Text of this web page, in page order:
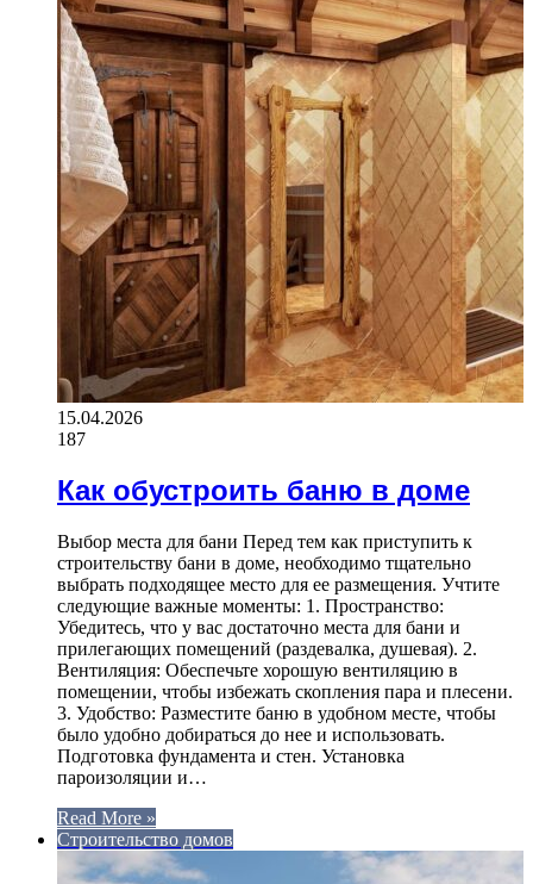
15.04.2026
187
Как обустроить баню в доме
Выбор места для бани Перед тем как приступить к
строительству бани в доме, необходимо тщательно
выбрать подходящее место для ее размещения. Учтите
следующие важные моменты: 1. Пространство:
Убедитесь, что у вас достаточно места для бани и
прилегающих помещений (раздевалка, душевая). 2.
Вентиляция: Обеспечьте хорошую вентиляцию в
помещении, чтобы избежать скопления пара и плесени.
3. Удобство: Разместите баню в удобном месте, чтобы
было удобно добираться до нее и использовать.
Подготовка фундамента и стен. Установка
пароизоляции и…
Read More »
Строительство домов